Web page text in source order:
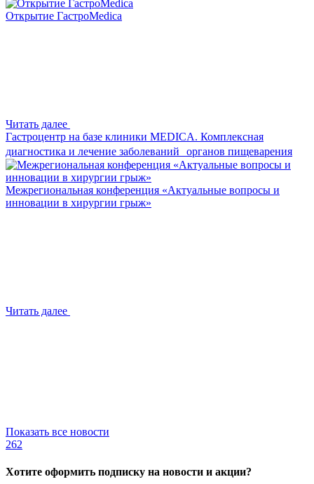
Открытие ГастроMedica
Читать далее
Гастроцентр на базе клиники MEDICA. Комплексная
диагностика и лечение заболеваний органов пищеварения
Межрегиональная конференция «Актуальные вопросы и
инновации в хирургии грыж»
Читать далее
Показать все новости
262
Хотите оформить подписку на новости и акции?